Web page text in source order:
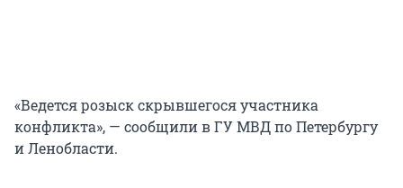
«Ведется розыск скрывшегося участника
конфликта», — сообщили в ГУ МВД по Петербургу
и Ленобласти.